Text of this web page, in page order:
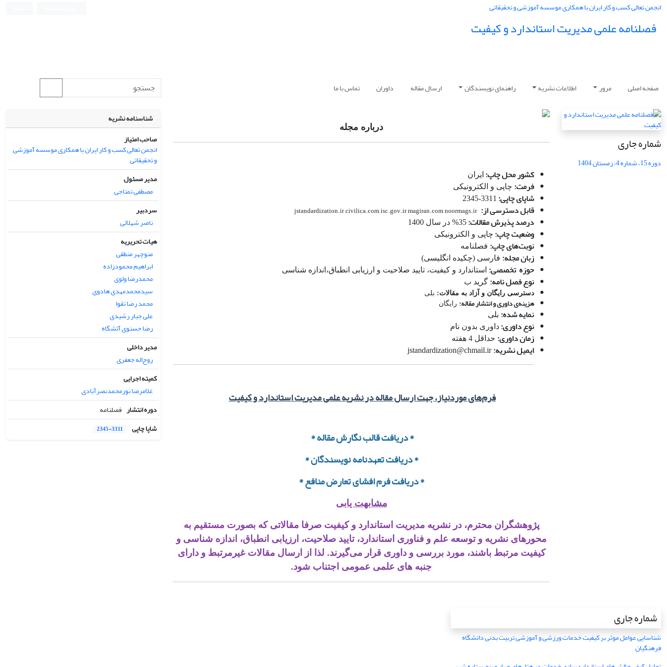
انجمن تعالی کسب و کار ایران با همکاری موسسه آموزشی و تحقیقاتی
فصلنامه علمی مدیریت استاندارد و کیفیت
صفحه اصلی مرور اطلاعات نشریه راهنمای نویسندگان ارسال مقاله داوران تماس با ما
شماره جاری
دوره 15، شماره 4، زمستان 1404
درباره مجله
کشور محل چاپ: ایران
فرمت: چاپی و الکترونیکی
شاپای چاپی: 3311-2345
قابل دسترسی از: jstandardization.ir ,civilica.com, isc.gov.ir, magiran.com, noormags.ir
درصد پذیرش مقالات: 35% در سال 1400
وضعیت چاپ: چاپی و الکترونیکی
نوبت‌های چاپ: فصلنامه
زبان مجله: فارسی (چکیده انگلیسی)
حوزه تخصصی: استاندارد و کیفیت، تایید صلاحیت و ارزیابی انطباق،اندازه شناسی
نوع فصل نامه: گرید ب
دسترسی رایگان و آزاد به مقالات: بلی
هزینه‌ی داوری و انتشار مقاله: رایگان
نمایه شده: بلی
نوع داوری: داوری بدون نام
زمان داوری: حداقل 4 هفته
ایمیل نشریه: jstandardization@chmail.ir
فرم‌های موردنیاز، جهت ارسال مقاله در نشریه علمی مدیریت استاندارد و کیفیت
* دریافت قالب نگارش مقاله *
* دریافت تعهدنامه نویسندگان *
* دریافت فرم افشای تعارض منافع *
مشابهت یابی
پژوهشگران محترم، در نشریه مدیریت استاندارد و کیفیت صرفا مقالاتی که بصورت مستقیم به
محورهای نشریه و توسعه علم و فناوری استاندارد، تایید صلاحیت، ارزیابی انطباق، اندازه شناسی و
کیفیت مرتبط باشند، مورد بررسی و داوری قرار می‌گیرند. لذا از ارسال مقالات غیرمرتبط و دارای
جنبه های علمی عمومی اجتناب شود.
شناسنامه نشریه
صاحب امتیاز
انجمن تعالی کسب و کار ایران با همکاری موسسه آموزشی
و تحقیقاتی
مدیر مسئول
مصطفی تمتاجی
سردبیر
ناصر شهلائی
هیات تحریریه
منوچهر منطقی
ابراهیم محمودزاده
محمدرضا ولوی
سیدمحمدمهدی هادوی
محمد رضا تقوا
علی جبار رشیدی
رضا حسنوی آتشگاه
مدیر داخلی
روح‌اله جعفری
کمیته اجرایی
غلامرضا نورمحمدنصرآبادی
دوره انتشار فصلنامه
شاپا چاپی
2345-3311
شماره جاری
شناسایی عوامل موثر بر کیفیت خدمات ورزشی و آموزشی تربیت بدنی دانشگاه
فرهنگیان